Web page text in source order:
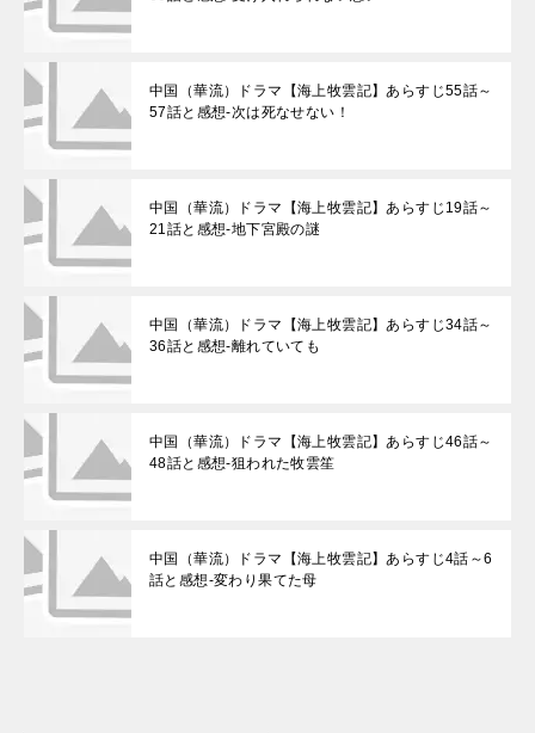
中国（華流）ドラマ【海上牧雲記】あらすじ55話～
57話と感想-次は死なせない！
中国（華流）ドラマ【海上牧雲記】あらすじ19話～
21話と感想-地下宮殿の謎
中国（華流）ドラマ【海上牧雲記】あらすじ34話～
36話と感想-離れていても
中国（華流）ドラマ【海上牧雲記】あらすじ46話～
48話と感想-狙われた牧雲笙
中国（華流）ドラマ【海上牧雲記】あらすじ4話～6
話と感想-変わり果てた母